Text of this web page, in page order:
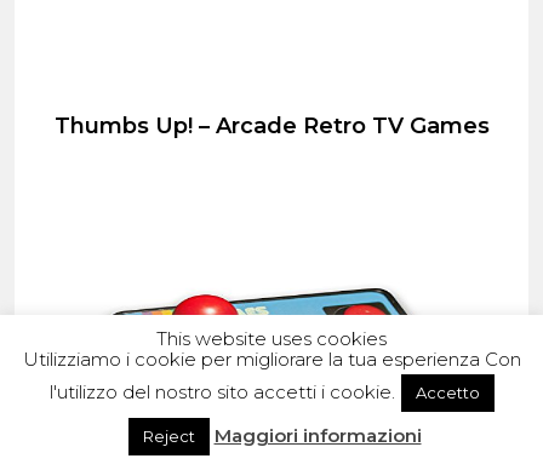
Thumbs Up! – Arcade Retro TV Games
This website uses cookies
Utilizziamo i cookie per migliorare la tua esperienza Con
l'utilizzo del nostro sito accetti i cookie.
Accetto
Reject Maggiori informazioni